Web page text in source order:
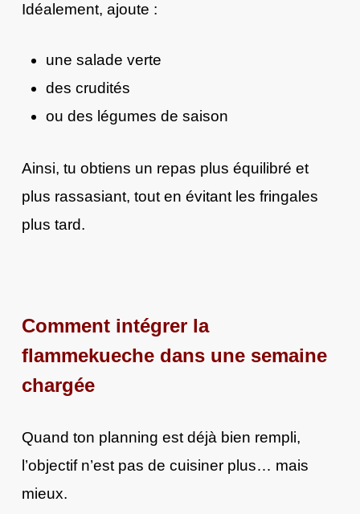
Idéalement, ajoute :
une salade verte
des crudités
ou des légumes de saison
Ainsi, tu obtiens un repas plus équilibré et
plus rassasiant, tout en évitant les fringales
plus tard.
Comment intégrer la
flammekueche dans une semaine
chargée
Quand ton planning est déjà bien rempli,
l’objectif n’est pas de cuisiner plus… mais
mieux.